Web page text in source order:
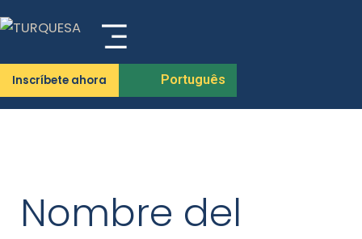
al
Inscríbete ahora Português
Nombre del
por: